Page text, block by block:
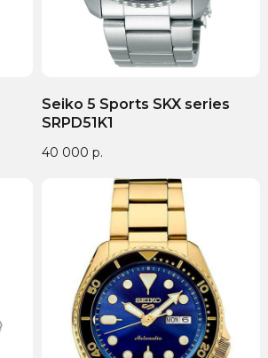
Seiko 5 Sports SKX series
SRPD51K1
40 000 р.